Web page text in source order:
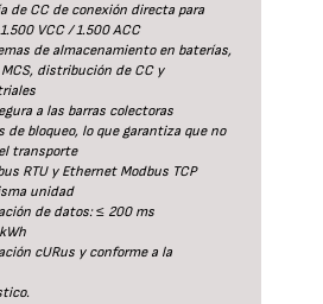
de CC de conexión directa para
VCC / 1.500 ACC
de almacenamiento en baterías,
distribución de CC y
a las barras colectoras
de bloqueo, lo que garantiza que no
transporte
RTU y Ethernet Modbus TCP
unidad
de datos: ≤ 200 ms
cURus y conforme a la